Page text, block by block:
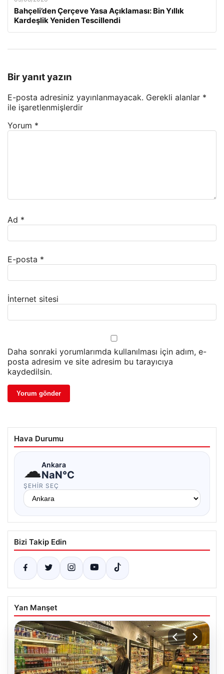
Bahçeli’den Çerçeve Yasa Açıklaması: Bin Yıllık
Kardeşlik Yeniden Tescillendi
Bir yanıt yazın
E-posta adresiniz yayınlanmayacak. Gerekli alanlar *
ile işaretlenmişlerdir
Yorum *
Ad *
E-posta *
İnternet sitesi
Daha sonraki yorumlarımda kullanılması için adım, e-
posta adresim ve site adresim bu tarayıcıya
kaydedilsin.
Hava Durumu
☁Ankara
NaN°C
ŞEHIR SEÇ
Bizi Takip Edin
Yan Manşet